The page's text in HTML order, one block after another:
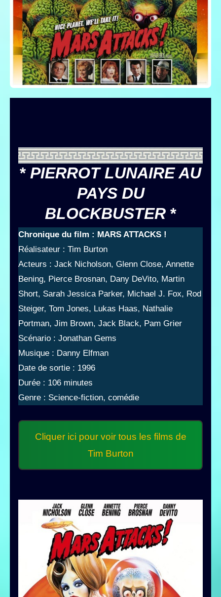
* PIERROT LUNAIRE AU
PAYS DU
BLOCKBUSTER *
Chronique du film : MARS ATTACKS !
Réalisateur : Tim Burton
Acteurs : Jack Nicholson, Glenn Close, Annette
Bening, Pierce Brosnan, Dany DeVito, Martin
Short, Sarah Jessica Parker, Michael J. Fox, Rod
Steiger, Tom Jones, Lukas Haas, Nathalie
Portman, Jim Brown, Jack Black, Pam Grier
Scénario : Jonathan Gems
Musique : Danny Elfman
Date de sortie : 1996
Durée : 106 minutes
Genre : Science-fiction, comédie
Cliquer ici pour voir tous les films de
Tim Burton